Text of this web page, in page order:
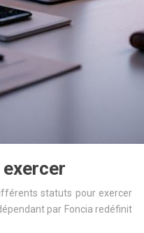
statuts pour exercer
par Foncia redéfinit